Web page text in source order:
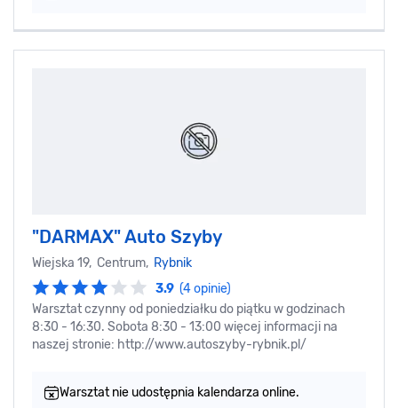
"DARMAX" Auto Szyby
Wiejska 19, Centrum, Rybnik
3.9 (4 opinie)
Warsztat czynny od poniedziałku do piątku w godzinach
8:30 - 16:30. Sobota 8:30 - 13:00 więcej informacji na
naszej stronie: http://www.autoszyby-rybnik.pl/
Warsztat nie udostępnia kalendarza online.